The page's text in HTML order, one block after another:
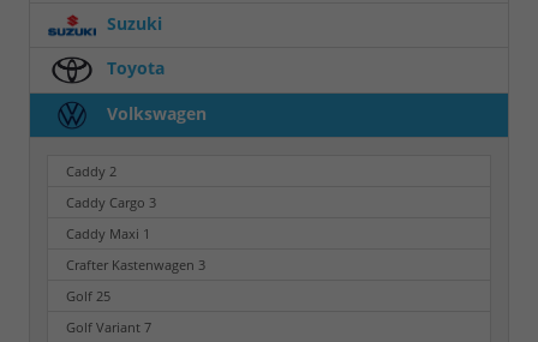
Suzuki
Toyota
Volkswagen
Caddy 2
Caddy Cargo 3
Caddy Maxi 1
Crafter Kastenwagen 3
Golf 25
Golf Variant 7